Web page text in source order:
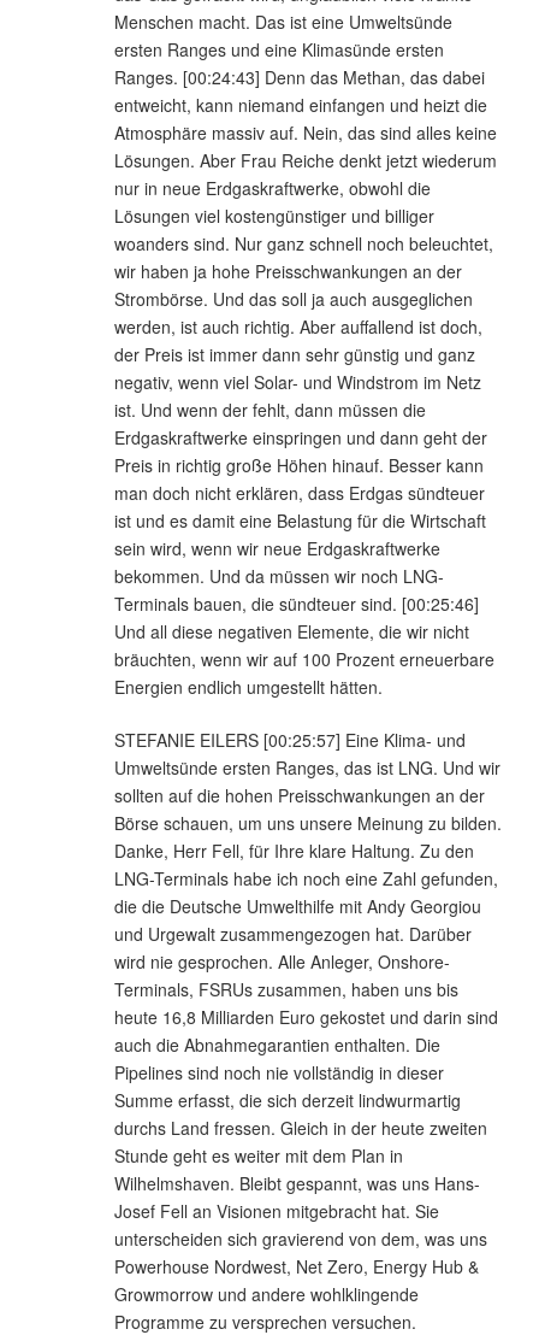
Menschen macht. Das ist eine Umweltsünde
ersten Ranges und eine Klimasünde ersten
Ranges. [00:24:43] Denn das Methan, das dabei
entweicht, kann niemand einfangen und heizt die
Atmosphäre massiv auf. Nein, das sind alles keine
Lösungen. Aber Frau Reiche denkt jetzt wiederum
nur in neue Erdgaskraftwerke, obwohl die
Lösungen viel kostengünstiger und billiger
woanders sind. Nur ganz schnell noch beleuchtet,
wir haben ja hohe Preisschwankungen an der
Strombörse. Und das soll ja auch ausgeglichen
werden, ist auch richtig. Aber auffallend ist doch,
der Preis ist immer dann sehr günstig und ganz
negativ, wenn viel Solar- und Windstrom im Netz
ist. Und wenn der fehlt, dann müssen die
Erdgaskraftwerke einspringen und dann geht der
Preis in richtig große Höhen hinauf. Besser kann
man doch nicht erklären, dass Erdgas sündteuer
ist und es damit eine Belastung für die Wirtschaft
sein wird, wenn wir neue Erdgaskraftwerke
bekommen. Und da müssen wir noch LNG-
Terminals bauen, die sündteuer sind. [00:25:46]
Und all diese negativen Elemente, die wir nicht
bräuchten, wenn wir auf 100 Prozent erneuerbare
Energien endlich umgestellt hätten.
STEFANIE EILERS [00:25:57] Eine Klima- und
Umweltsünde ersten Ranges, das ist LNG. Und wir
sollten auf die hohen Preisschwankungen an der
Börse schauen, um uns unsere Meinung zu bilden.
Danke, Herr Fell, für Ihre klare Haltung. Zu den
LNG-Terminals habe ich noch eine Zahl gefunden,
die die Deutsche Umwelthilfe mit Andy Georgiou
und Urgewalt zusammengezogen hat. Darüber
wird nie gesprochen. Alle Anleger, Onshore-
Terminals, FSRUs zusammen, haben uns bis
heute 16,8 Milliarden Euro gekostet und darin sind
auch die Abnahmegarantien enthalten. Die
Pipelines sind noch nie vollständig in dieser
Summe erfasst, die sich derzeit lindwurmartig
durchs Land fressen. Gleich in der heute zweiten
Stunde geht es weiter mit dem Plan in
Wilhelmshaven. Bleibt gespannt, was uns Hans-
Josef Fell an Visionen mitgebracht hat. Sie
unterscheiden sich gravierend von dem, was uns
Powerhouse Nordwest, Net Zero, Energy Hub &
Growmorrow und andere wohlklingende
Programme zu versprechen versuchen.